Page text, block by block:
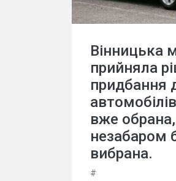
Вінницька
прийняла
придбання
вже
незабаром
вибрана.
#